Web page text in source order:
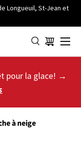
Longueuil, St-Jean et
Panier
Menu
pour la glace! →
à neige